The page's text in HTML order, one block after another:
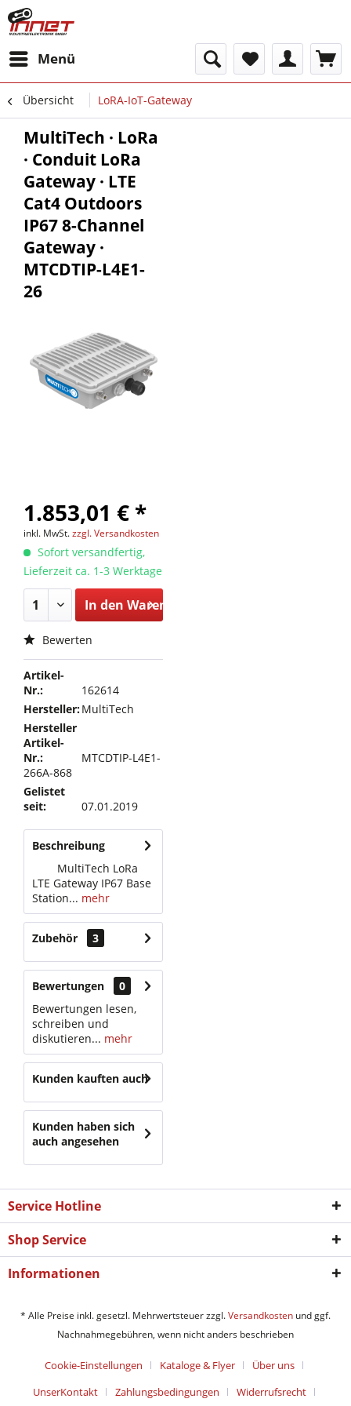
Menü
Übersicht LoRA-IoT-Gateway
MultiTech · LoRa
· Conduit LoRa
Gateway · LTE
Cat4 Outdoors
IP67 8-Channel
Gateway ·
MTCDTIP-L4E1-
26
1.853,01 € *
inkl. MwSt.zzgl. Versandkosten
Sofort versandfertig,
Lieferzeit ca. 1-3 Werktage
In den Warenkorb
Bewerten
Artikel-
Nr.:
162614
Hersteller:MultiTech
Hersteller
Artikel-
Nr.:
MTCDTIP-L4E1-
266A-868
Gelistet
seit:
07.01.2019
Beschreibung
MultiTech LoRa
LTE Gateway IP67 Base
Station... mehr
Zubehör 3
Bewertungen
0
Bewertungen lesen,
schreiben und
diskutieren... mehr
Kunden kauften auch
Kunden haben sich
auch angesehen
Service Hotline
Shop Service
Informationen
* Alle Preise inkl. gesetzl. Mehrwertsteuer zzgl.Versandkosten und ggf.
Nachnahmegebühren, wenn nicht anders beschrieben
Cookie-Einstellungen Kataloge & Flyer
Über uns
UnserKontakt
Zahlungsbedingungen Widerrufsrecht